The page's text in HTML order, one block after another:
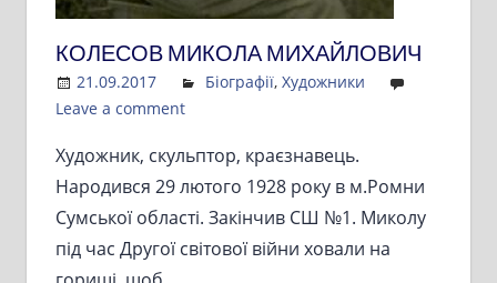
КОЛЕСОВ МИКОЛА МИХАЙЛОВИЧ
21.09.2017 Admin
Біографії, Художники
Leave a comment
Художник, скульптор, краєзнавець.
Народився 29 лютого 1928 року в м.Ромни
Сумської області. Закінчив СШ №1. Миколу
під час Другої світової війни ховали на